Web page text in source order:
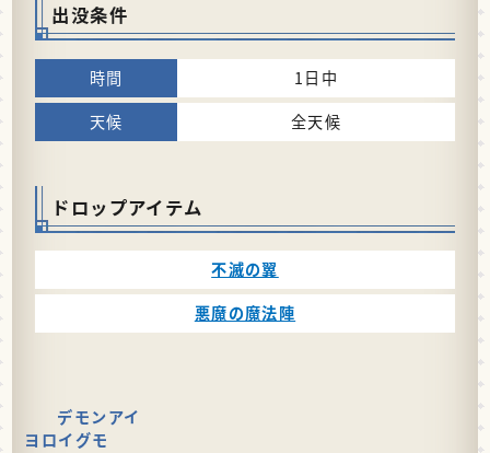
出没条件
1日中
全天候
ドロップアイテム
不滅の翼
悪魔の魔法陣
デモンアイ
ヨロイグモ